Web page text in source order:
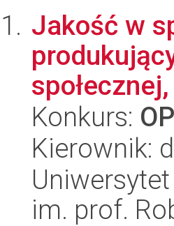
Jakość w
Konkurs:
Kierownik:
im. prof.